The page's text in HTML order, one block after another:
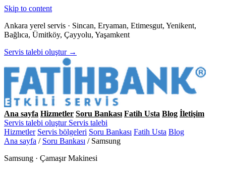
Skip to content
Ankara yerel servis · Sincan, Eryaman, Etimesgut, Yenikent,
Bağlıca, Ümitköy, Çayyolu, Yaşamkent
Servis talebi oluştur →
Ana sayfa Hizmetler Soru Bankası Fatih Usta Blog İletişim
Servis talebi oluştur Servis talebi
Hizmetler Servis bölgeleri Soru Bankası Fatih Usta Blog
Ana sayfa / Soru Bankası / Samsung
Samsung · Çamaşır Makinesi